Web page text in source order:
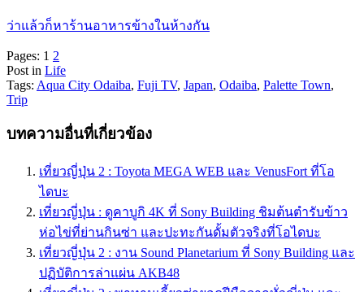
ว่าแล้วก็หาร้านอาหารข้างในห้างกัน
Pages: 1 2
Post in Life
Tags: Aqua City Odaiba, Fuji TV, Japan, Odaiba, Palette Town,
Trip
บทความอื่นที่เกี่ยวข้อง
เที่ยวญี่ปุ่น 2 : Toyota MEGA WEB และ VenusFort ที่โอ
ไดบะ
เที่ยวญี่ปุ่น : ดูคาบูกิ 4K ที่ Sony Building ชิมต้นตำรับข้าว
ห่อไข่ที่ย่านกินซ่า และปะทะกันดั้มตัวจริงที่โอไดบะ
เที่ยวญี่ปุ่น 2 : งาน Sound Planetarium ที่ Sony Building และ
ปฏิบัติการล่าแผ่น AKB48